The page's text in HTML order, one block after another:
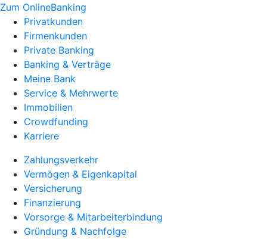
Zum OnlineBanking
Privatkunden
Firmenkunden
Private Banking
Banking & Verträge
Meine Bank
Service & Mehrwerte
Immobilien
Crowdfunding
Karriere
Zahlungsverkehr
Vermögen & Eigenkapital
Versicherung
Finanzierung
Vorsorge & Mitarbeiterbindung
Gründung & Nachfolge